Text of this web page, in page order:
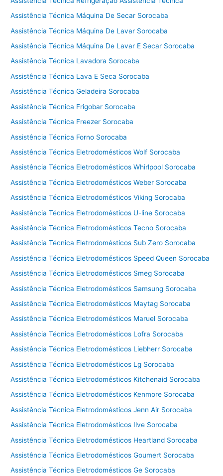
a
t
n
a
f
ã
o
e
c
n
g
á
a
m
i
n
a
Assistência Técnica Máquina De Secar Sorocaba
Assistência Técnica Máquina De Lavar Sorocaba
Assistência Técnica Máquina De Lavar E Secar Sorocaba
Assistência Técnica Lavadora Sorocaba
Assistência Técnica Lava E Seca Sorocaba
Assistência Técnica Geladeira Sorocaba
Assistência Técnica Frigobar Sorocaba
Assistência Técnica Freezer Sorocaba
Assistência Técnica Forno Sorocaba
Assistência Técnica Eletrodomésticos Wolf Sorocaba
Assistência Técnica Eletrodomésticos Whirlpool Sorocaba
Assistência Técnica Eletrodomésticos Weber Sorocaba
Assistência Técnica Eletrodomésticos Viking Sorocaba
Assistência Técnica Eletrodomésticos U-line Sorocaba
Assistência Técnica Eletrodomésticos Tecno Sorocaba
Assistência Técnica Eletrodomésticos Sub Zero Sorocaba
Assistência Técnica Eletrodomésticos Speed Queen Sorocaba
Assistência Técnica Eletrodomésticos Smeg Sorocaba
Assistência Técnica Eletrodomésticos Samsung Sorocaba
Assistência Técnica Eletrodomésticos Maytag Sorocaba
Assistência Técnica Eletrodomésticos Maruel Sorocaba
Assistência Técnica Eletrodomésticos Lofra Sorocaba
Assistência Técnica Eletrodomésticos Liebherr Sorocaba
Assistência Técnica Eletrodomésticos Lg Sorocaba
Assistência Técnica Eletrodomésticos Kitchenaid Sorocaba
Assistência Técnica Eletrodomésticos Kenmore Sorocaba
Assistência Técnica Eletrodomésticos Jenn Air Sorocaba
Assistência Técnica Eletrodomésticos Ilve Sorocaba
Assistência Técnica Eletrodomésticos Heartland Sorocaba
Assistência Técnica Eletrodomésticos Goumert Sorocaba
Assistência Técnica Eletrodomésticos Ge Sorocaba